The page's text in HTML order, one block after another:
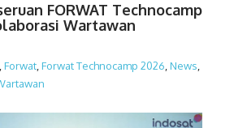
FORWAT Technocamp
Wartawan
Forwat Forwat Technocamp 2026 News